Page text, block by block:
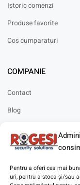
Pentru a oferi cea mai
uri, pentru a stoca și/sau
Istoric comenzi
Produse favorite
Cos cumparaturi
COMPANIE
Contact
Blog
Solicitare instalare